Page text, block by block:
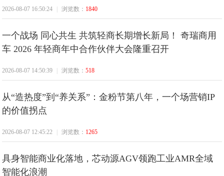
济
2026-08-07 16:50:24 浏览数： 1840
一个战场 同心共生 共筑轻商长期增长新局！ 奇瑞商用
车 2026 年轻商年中合作伙伴大会隆重召开
2026-08-07 14:50:39 浏览数：518
从“造热度”到“养关系”：金粉节第八年，一个场营销IP
的价值拐点
2026-08-07 12:45:22 浏览数： 1265
具身智能商业化落地，芯动源AGV领跑工业AMR全域
智能化浪潮